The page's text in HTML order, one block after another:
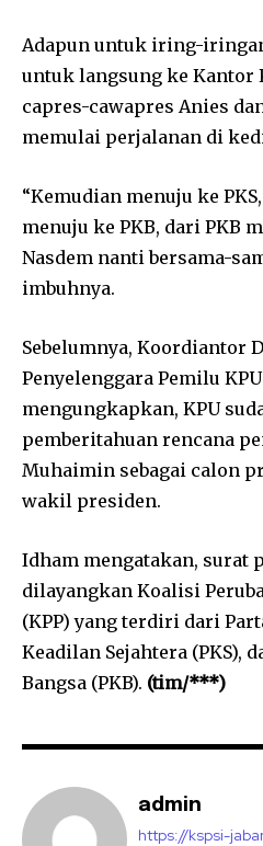
Adapun untuk iring-
untuk langsung ke Kantor
capres-cawapres Anies
memulai perjalanan di
“Kemudian menuju ke
menuju ke PKB, dari PKB
Nasdem nanti bersama-
imbuhnya.
Sebelumnya, Koordiantor
Penyelenggara Pemilu
mengungkapkan, KPU
pemberitahuan rencana
Muhaimin sebagai calon
wakil presiden.
Idham mengatakan, surat
dilayangkan Koalisi
(KPP) yang terdiri dari
Keadilan Sejahtera (PKS),
Bangsa (PKB). (tim/***)
admin
https://kspsi-